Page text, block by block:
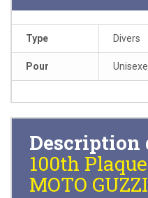
Type Divers
Pour Unisexe
Description
100th
MOTO GUZZI